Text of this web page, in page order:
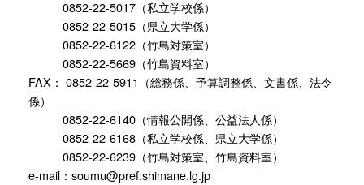
0852-22-5017（私立学校係）
0852-22-5015（県立大学係）
0852-22-6122（竹島対策室）
0852-22-5669（竹島資料室）
FAX： 0852-22-5911（総務係、予算調整係、文書係、法令
係）
0852-22-6140（情報公開係、公益法人係）
0852-22-6168（私立学校係、県立大学係）
0852-22-6239（竹島対策室、竹島資料室）
e-mail：soumu@pref.shimane.lg.jp